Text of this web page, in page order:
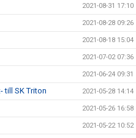
2021-08-31 17:10
2021-08-28 09:26
2021-08-18 15:04
2021-07-02 07:36
2021-06-24 09:31
till SK Triton 2021-05-28 14:14
2021-05-26 16:58
2021-05-22 10:52